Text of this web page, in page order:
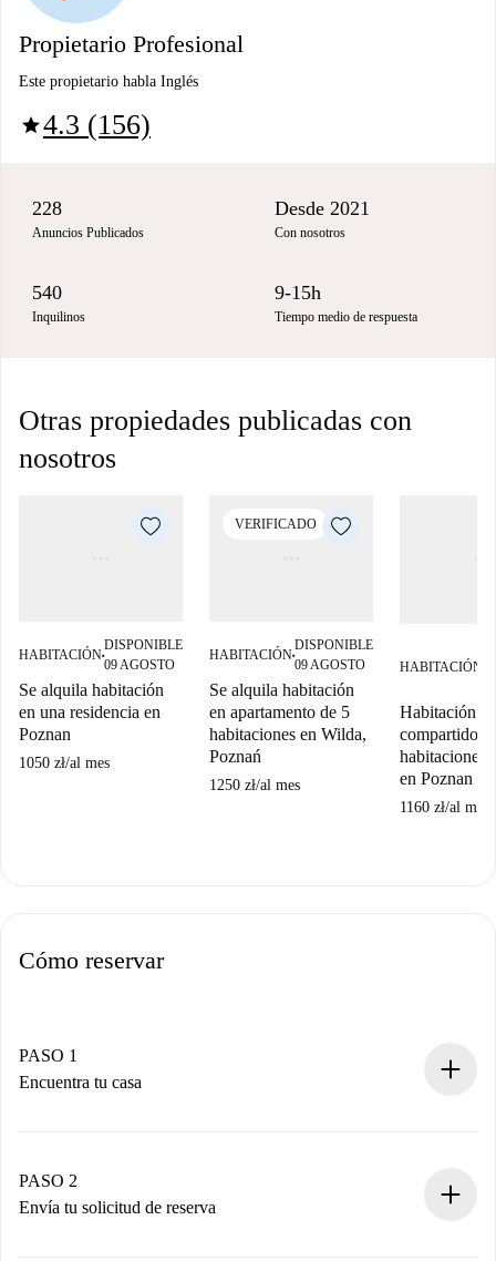
Propietario Profesional
Este propietario habla Inglés
star4.3 (156)
228
Anuncios Publicados
Desde 2021
Con nosotros
540
Inquilinos
9-15h
Tiempo medio de respuesta
Otras propiedades publicadas con
nosotros
HABITACIÓN■
DISPONIBLE
09 AGOSTO
Se alquila habitación
en una residencia en
Poznan
1050 zł/al mes
VERIFICADO
HABITACIÓN■
DISPONIBLE
09 AGOSTO
Se alquila habitación
en apartamento de 5
habitaciones en Wilda,
Poznań
1250 zł/al mes
HABITACIÓN
Habitación
compartido
habitaciones
en Poznan
1160 zł/al mes
Cómo reservar
PASO 1
Encuentra tu casa
Tienes toda la información necesaria por adelantado.
PASO 2
Envía tu solicitud de reserva